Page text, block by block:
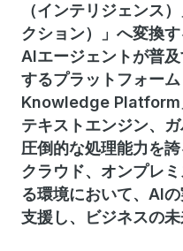
（インテリジェンス
クション）」へ変換
AIエージェントが普
するプラットフォー
Knowledge Platform
テキストエンジン、
圧倒的な処理能力を
クラウド、オンプレ
る環境において、AI
支援し、ビジネスの未